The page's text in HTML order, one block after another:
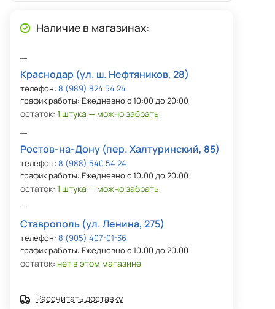
Наличие в магазинах:
Краснодар (ул. ш. Нефтяников, 28)
телефон: 8 (989) 824 54 24
график работы: Ежедневно с 10:00 до 20:00
остаток: 1 штука — можно забрать
Ростов-на-Дону (пер. Халтуринский, 85)
телефон: 8 (988) 540 54 24
график работы: Ежедневно с 10:00 до 20:00
остаток: 1 штука — можно забрать
Ставрополь (ул. Ленина, 275)
телефон: 8 (905) 407-01-36
график работы: Ежедневно с 10:00 до 20:00
остаток: нет в этом магазине
Рассчитать доставку